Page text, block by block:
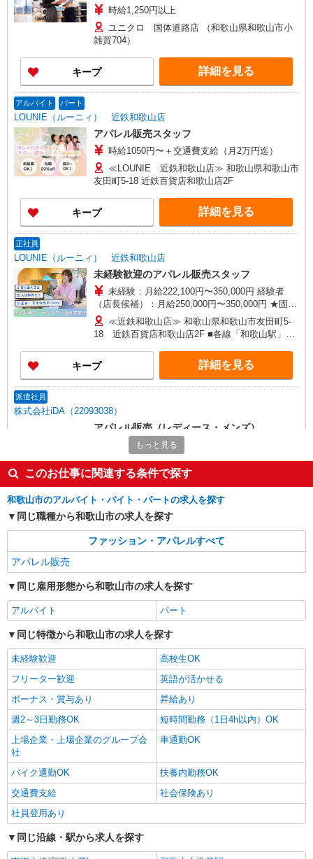
時給1,250円以上
ユニクロ 国体道路店 （和歌山県和歌山市小
雑賀704）
キープ 詳細を見る
アルバイト パート
LOUNIE（ルーニィ） 近鉄和歌山店
アパレル販売スタッフ
時給1050円〜＋交通費支給（月2万円迄）
≪LOUNIE 近鉄和歌山店≫ 和歌山県和歌山市
友田町5-18 近鉄百貨店和歌山店2F
キープ 詳細を見る
正社員
LOUNIE（ルーニィ） 近鉄和歌山店
未経験歓迎のアパレル販売スタッフ
未経験：月給222,100円〜350,000円 経験者
（店長候補）：月給250,000円〜350,000円 ★固定
残業手当：28,100円（月給に含む） ※経験・能力
考慮 ※固定残業時間は1ヶ月あたり20時間、超過
時は追加で残業手当支給 ※月3万円まで交通費支
給 ※試用期間（2〜3ヶ月）も同条件 【手当】固
定残業手当／資格手当／店舗職制手当／住宅手当
（実家外かつ賃貸の場合のみ別途支給）※入社時
異なります。詳細は面接時にお尋ねください。 ＼
入社２大特典キャンペーン実施中！／※詳細は備
考欄にて
≪近鉄和歌山店≫ 和歌山県和歌山市友田町5-
18 近鉄百貨店和歌山店2F ■各線「和歌山駅」よ
キープ 詳細を見る
派遣社員
株式会社iDA（22093038）
アパレル販売（レディース・メンズ）
時給1550円〜1700円 ご経験・スキルにより考
慮致します
和歌山県和歌山市 JR「和歌山駅」徒歩2分
キープ 詳細を見る
株式会社スタッフブリッジ V241204
時給1400円〜1600円 ※経験・能力等による
【近鉄百貨店 和歌山店】 和歌山県和歌山市友
キープ 詳細を見る
もっと見る
このお仕事に関連する条件で探す
和歌山市のアルバイト・バイト・パートの求人を探す
同じ職種から和歌山市の求人を探す
ファッション・アパレルすべて
アパレル販売
同じ雇用形態から和歌山市の求人を探す
アルバイト パート
同じ特徴から和歌山市の求人を探す
未経験歓迎
高校生OK
フリーター歓迎
英語が活かせる
ボーナス・賞与あり
昇給あり
週2～3日勤務OK
短時間勤務（1日4h以内）OK
上場企業・上場企業のグループ会
社
車通勤OK
バイク通勤OK
扶養内勤務OK
交通費支給
社会保険あり
社員登用あり
同じ沿線・駅から求人を探す